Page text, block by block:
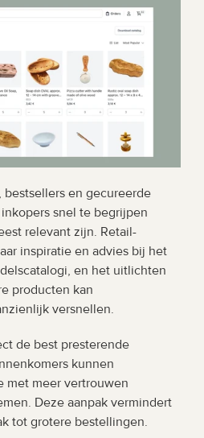
en gecureerde
snel te begrijpen
relevant zijn. Retail-
inspiratie en advies bij het
en het uitlichten
producten kan
versnellen.
de best presterende
kunnen
met meer vertrouwen
Deze aanpak vermindert
tot grotere bestellingen.